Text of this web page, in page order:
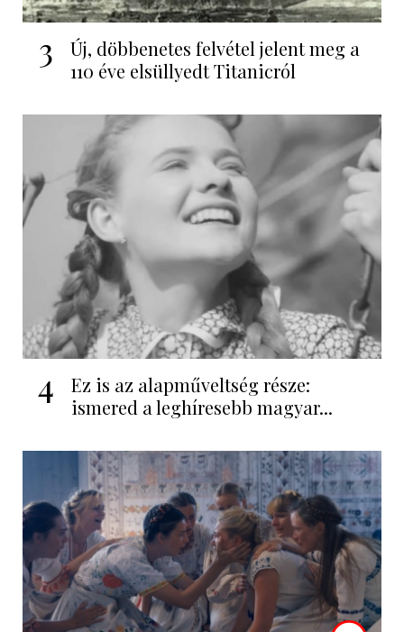
3
Új, döbbenetes felvétel jelent meg a
110 éve elsüllyedt Titanicról
4
Ez is az alapműveltség része:
ismered a leghíresebb magyar...